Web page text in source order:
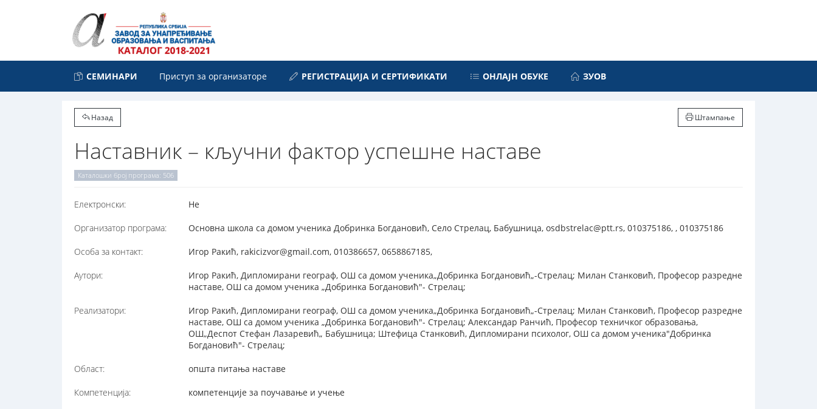
СЕМИНАРИ Приступ за организаторе РЕГИСТРАЦИЈА И СЕРТИФИКАТИ ОНЛАЈН ОБУКЕ ЗУОВ
Назад Штампање
Наставник – кључни фактор успешне наставе
Каталошки број програма: 506
Електронски: Не
Организатор програма: Основна школа са домом ученика Добринка Богдановић, Село Стрелац, Бабушница, osdbstrelac@ptt.rs, 010375186, , 010375186
Особа за контакт: Игор Ракић, rakicizvor@gmail.com, 010386657, 0658867185,
Аутори:
Игор Ракић, Дипломирани географ, ОШ са домом ученика„Добринка Богдановић„-Стрелац; Милан Станковић, Професор разредне
наставе, ОШ са домом ученика „Добринка Богдановић"- Стрелац;
Реализатори:
Игор Ракић, Дипломирани географ, ОШ са домом ученика„Добринка Богдановић„-Стрелац; Милан Станковић, Професор разредне
наставе, ОШ са домом ученика „Добринка Богдановић"- Стрелац; Александар Ранчић, Професор техничког образовања,
ОШ„Деспот Стефан Лазаревић„ Бабушница; Штефица Станковић, Дипломирани психолог, ОШ са домом ученика"Добринка
Богдановић"- Стрелац;
Област: општа питања наставе
Компетенција: компетенције за поучавање и учење